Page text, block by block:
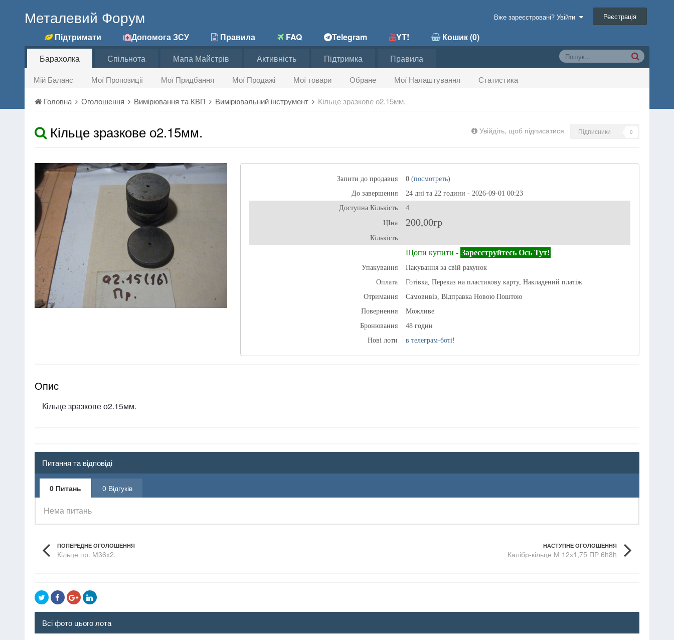
Металевий Форум
Підтримати Допомога ЗСУ Правила FAQ Telegram YT! Кошик (0)
Вже зареєстровані? Увійти Реєстрація
Барахолка
Мій Баланс Мої Пропозиції Мої Придбання Мої Продажі Мої товари Обране Мої Налаштування Статистика
Спільнота Мапа Майстрів Активність Підтримка Правила
Головна Оголошення Вимірювання та КВП Вимірювальний інструмент Кільце зразкове о2.15мм.
Увійдіть, щоб підписатися Підписники 0
Кільце зразкове о2.15мм.
Запити до продавця 0 (посмотреть)
До завершення
24 дні та 22 години - 2026-09-01 00:23
Доступна Кількість
4
ЦІна
200,00гр
Кількість
Щопи купити - Зареєструйтесь Ось Тут!
Упакування
Пакування за свій рахунок
Оплата
Готівка, Переказ на пластикову карту, Накладений платіж
Отримання
Самовивіз, Відправка Новою Поштою
Повернення
Можливе
Бронювання
48 годин
Нові лоти
в телеграм-боті!
Опис
Кільце зразкове о2.15мм.
Питання та відповіді
0 Питань 0 Відгуків
Нема питань
ПОПЕРЕДНЕ ОГОЛОШЕННЯ
Кільце пр. М36х2.
НАСТУПНЕ ОГОЛОШЕННЯ
Калібр-кільце М 12х1,75 ПР 6h8h
Всі фото цього лота